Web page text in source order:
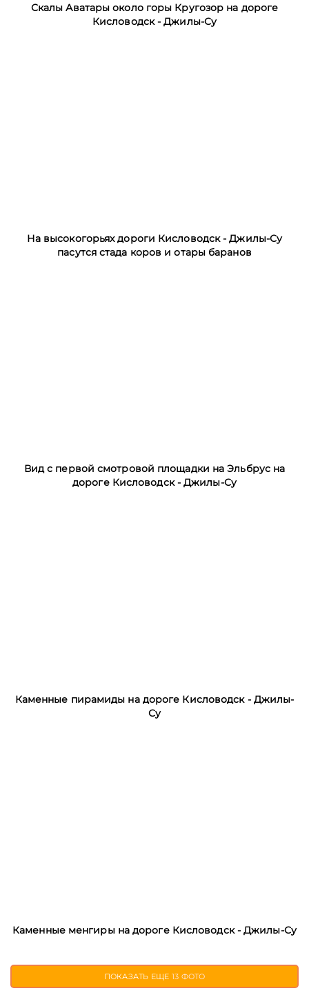
Скалы Аватары около горы Кругозор на дороге
Кисловодск - Джилы-Су
На высокогорьях дороги Кисловодск - Джилы-Су
пасутся стада коров и отары баранов
Вид с первой смотровой площадки на Эльбрус на
дороге Кисловодск - Джилы-Су
Каменные пирамиды на дороге Кисловодск - Джилы-
Су
Каменные менгиры на дороге Кисловодск - Джилы-Су
ПОКАЗАТЬ ЕЩЕ 13 ФОТО